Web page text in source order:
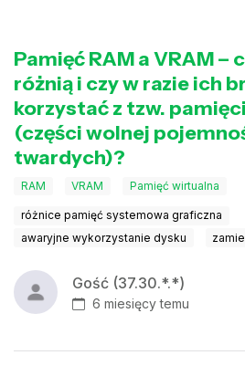
Pamięć RAM a VRAM –
różnią i czy w razie ich
korzystać z tzw.
(części wolnej
twardych)?
RAM VRAM Pamięć wirtualna
różnice pamięć systemowa graficzna
awaryjne wykorzystanie dysku
Gość (37.30.*.*)
6 miesięcy temu